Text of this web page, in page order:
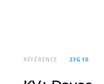
RÉFÉRENCE 23G10